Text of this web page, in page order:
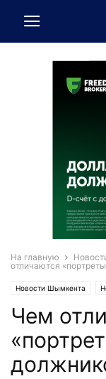
На главную
отличаются
Новости Шымкента
Чем